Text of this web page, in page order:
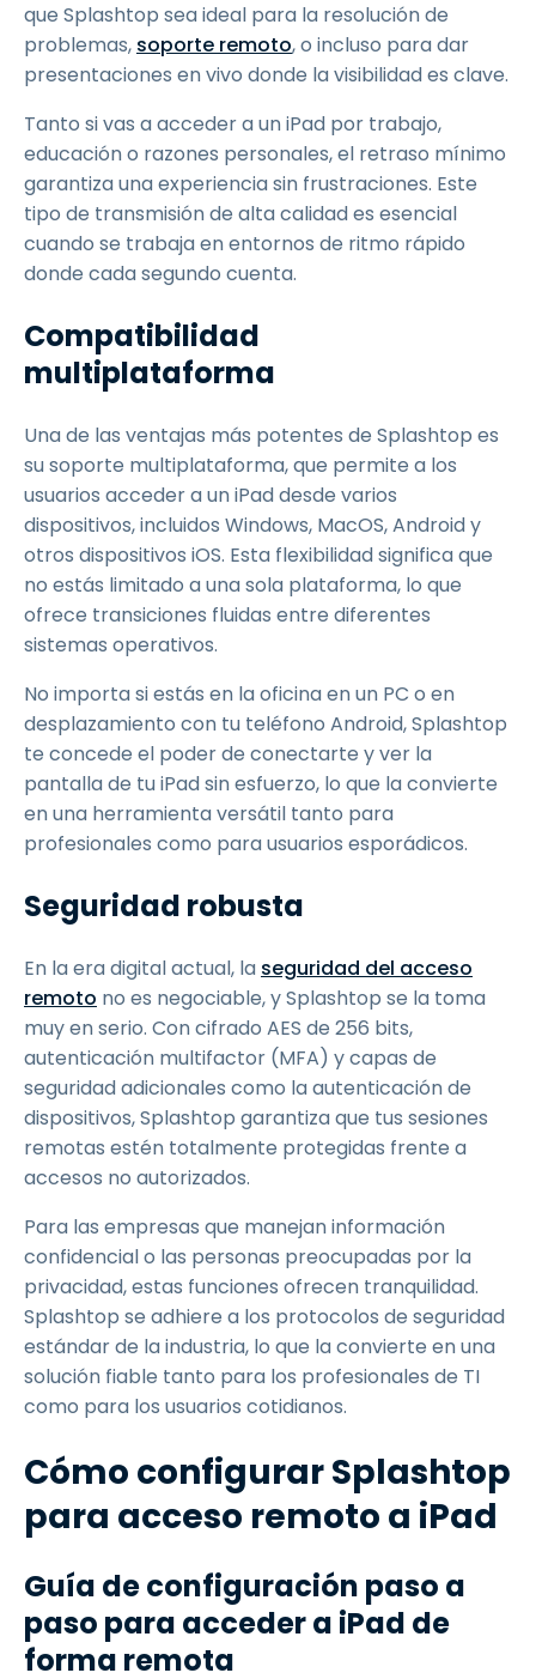
que Splashtop sea ideal para la resolución de
problemas, soporte remoto, o incluso para dar
presentaciones en vivo donde la visibilidad es clave.
Tanto si vas a acceder a un iPad por trabajo,
educación o razones personales, el retraso mínimo
garantiza una experiencia sin frustraciones. Este
tipo de transmisión de alta calidad es esencial
cuando se trabaja en entornos de ritmo rápido
donde cada segundo cuenta.
Compatibilidad
multiplataforma
Una de las ventajas más potentes de Splashtop es
su soporte multiplataforma, que permite a los
usuarios acceder a un iPad desde varios
dispositivos, incluidos Windows, MacOS, Android y
otros dispositivos iOS. Esta flexibilidad significa que
no estás limitado a una sola plataforma, lo que
ofrece transiciones fluidas entre diferentes
sistemas operativos.
No importa si estás en la oficina en un PC o en
desplazamiento con tu teléfono Android, Splashtop
te concede el poder de conectarte y ver la
pantalla de tu iPad sin esfuerzo, lo que la convierte
en una herramienta versátil tanto para
profesionales como para usuarios esporádicos.
Seguridad robusta
En la era digital actual, la seguridad del acceso
remoto no es negociable, y Splashtop se la toma
muy en serio. Con cifrado AES de 256 bits,
autenticación multifactor (MFA) y capas de
seguridad adicionales como la autenticación de
dispositivos, Splashtop garantiza que tus sesiones
remotas estén totalmente protegidas frente a
accesos no autorizados.
Para las empresas que manejan información
confidencial o las personas preocupadas por la
privacidad, estas funciones ofrecen tranquilidad.
Splashtop se adhiere a los protocolos de seguridad
estándar de la industria, lo que la convierte en una
solución fiable tanto para los profesionales de TI
como para los usuarios cotidianos.
Cómo configurar Splashtop
para acceso remoto a iPad
Guía de configuración paso a
paso para acceder a iPad de
forma remota